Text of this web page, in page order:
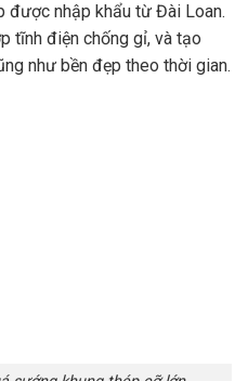
nhập khẩu từ Đài Loan.
tĩnh điện chống gỉ, và tạo
như bền đẹp theo thời gian.